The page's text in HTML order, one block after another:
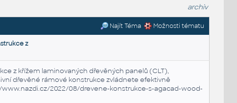
archiv
Najít Téma Možnosti tématu
z
z křížem laminovaných dřevěných panelů (CLT),
dřevěné rámové konstrukce zvládnete efektivně
2022/08/drevene-konstrukce-s-agacad-wood-